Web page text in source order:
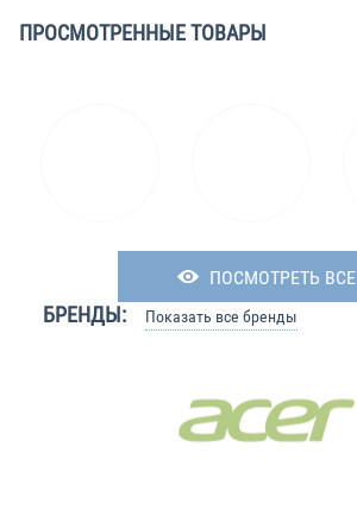
ПРОСМОТРЕННЫЕ ТОВАРЫ
ПОСМОТРЕТЬ ВСЕ
БРЕНДЫ: Показать все бренды